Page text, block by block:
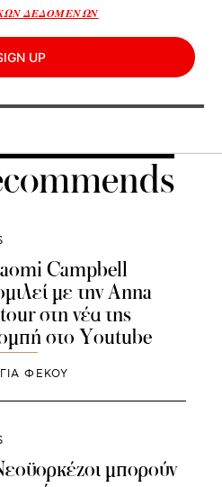
ΔΕΔΟΜΕΝΩΝ
UP
Campbell
με την Anna
στη νέα της
στο Youtube
ΦΕΚΟΥ
μπορούν